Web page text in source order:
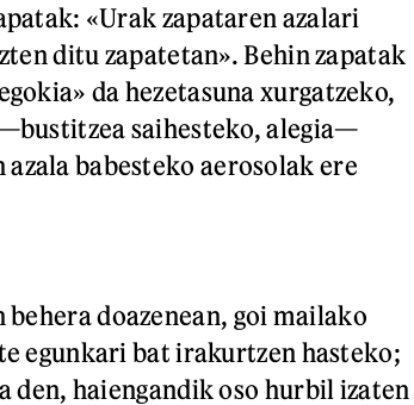
«Urak zapataren azalari
ditu zapatetan». Behin zapatak
da hezetasuna xurgatzeko,
saihesteko, alegia—
babesteko aerosolak ere
doazenean, goi mailako
egunkari bat irakurtzen hasteko;
den, haiengandik oso hurbil izaten